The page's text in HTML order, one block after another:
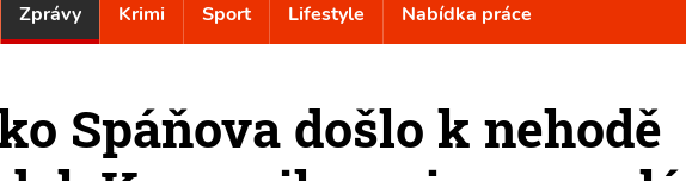
Zprávy Krimi Sport Lifestyle Nabídka práce
Spáňova došlo k nehodě